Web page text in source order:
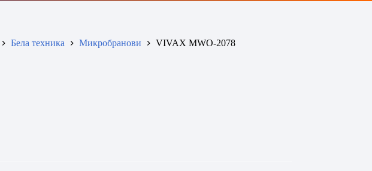
Бела техника Микробранови VIVAX MWO-2078